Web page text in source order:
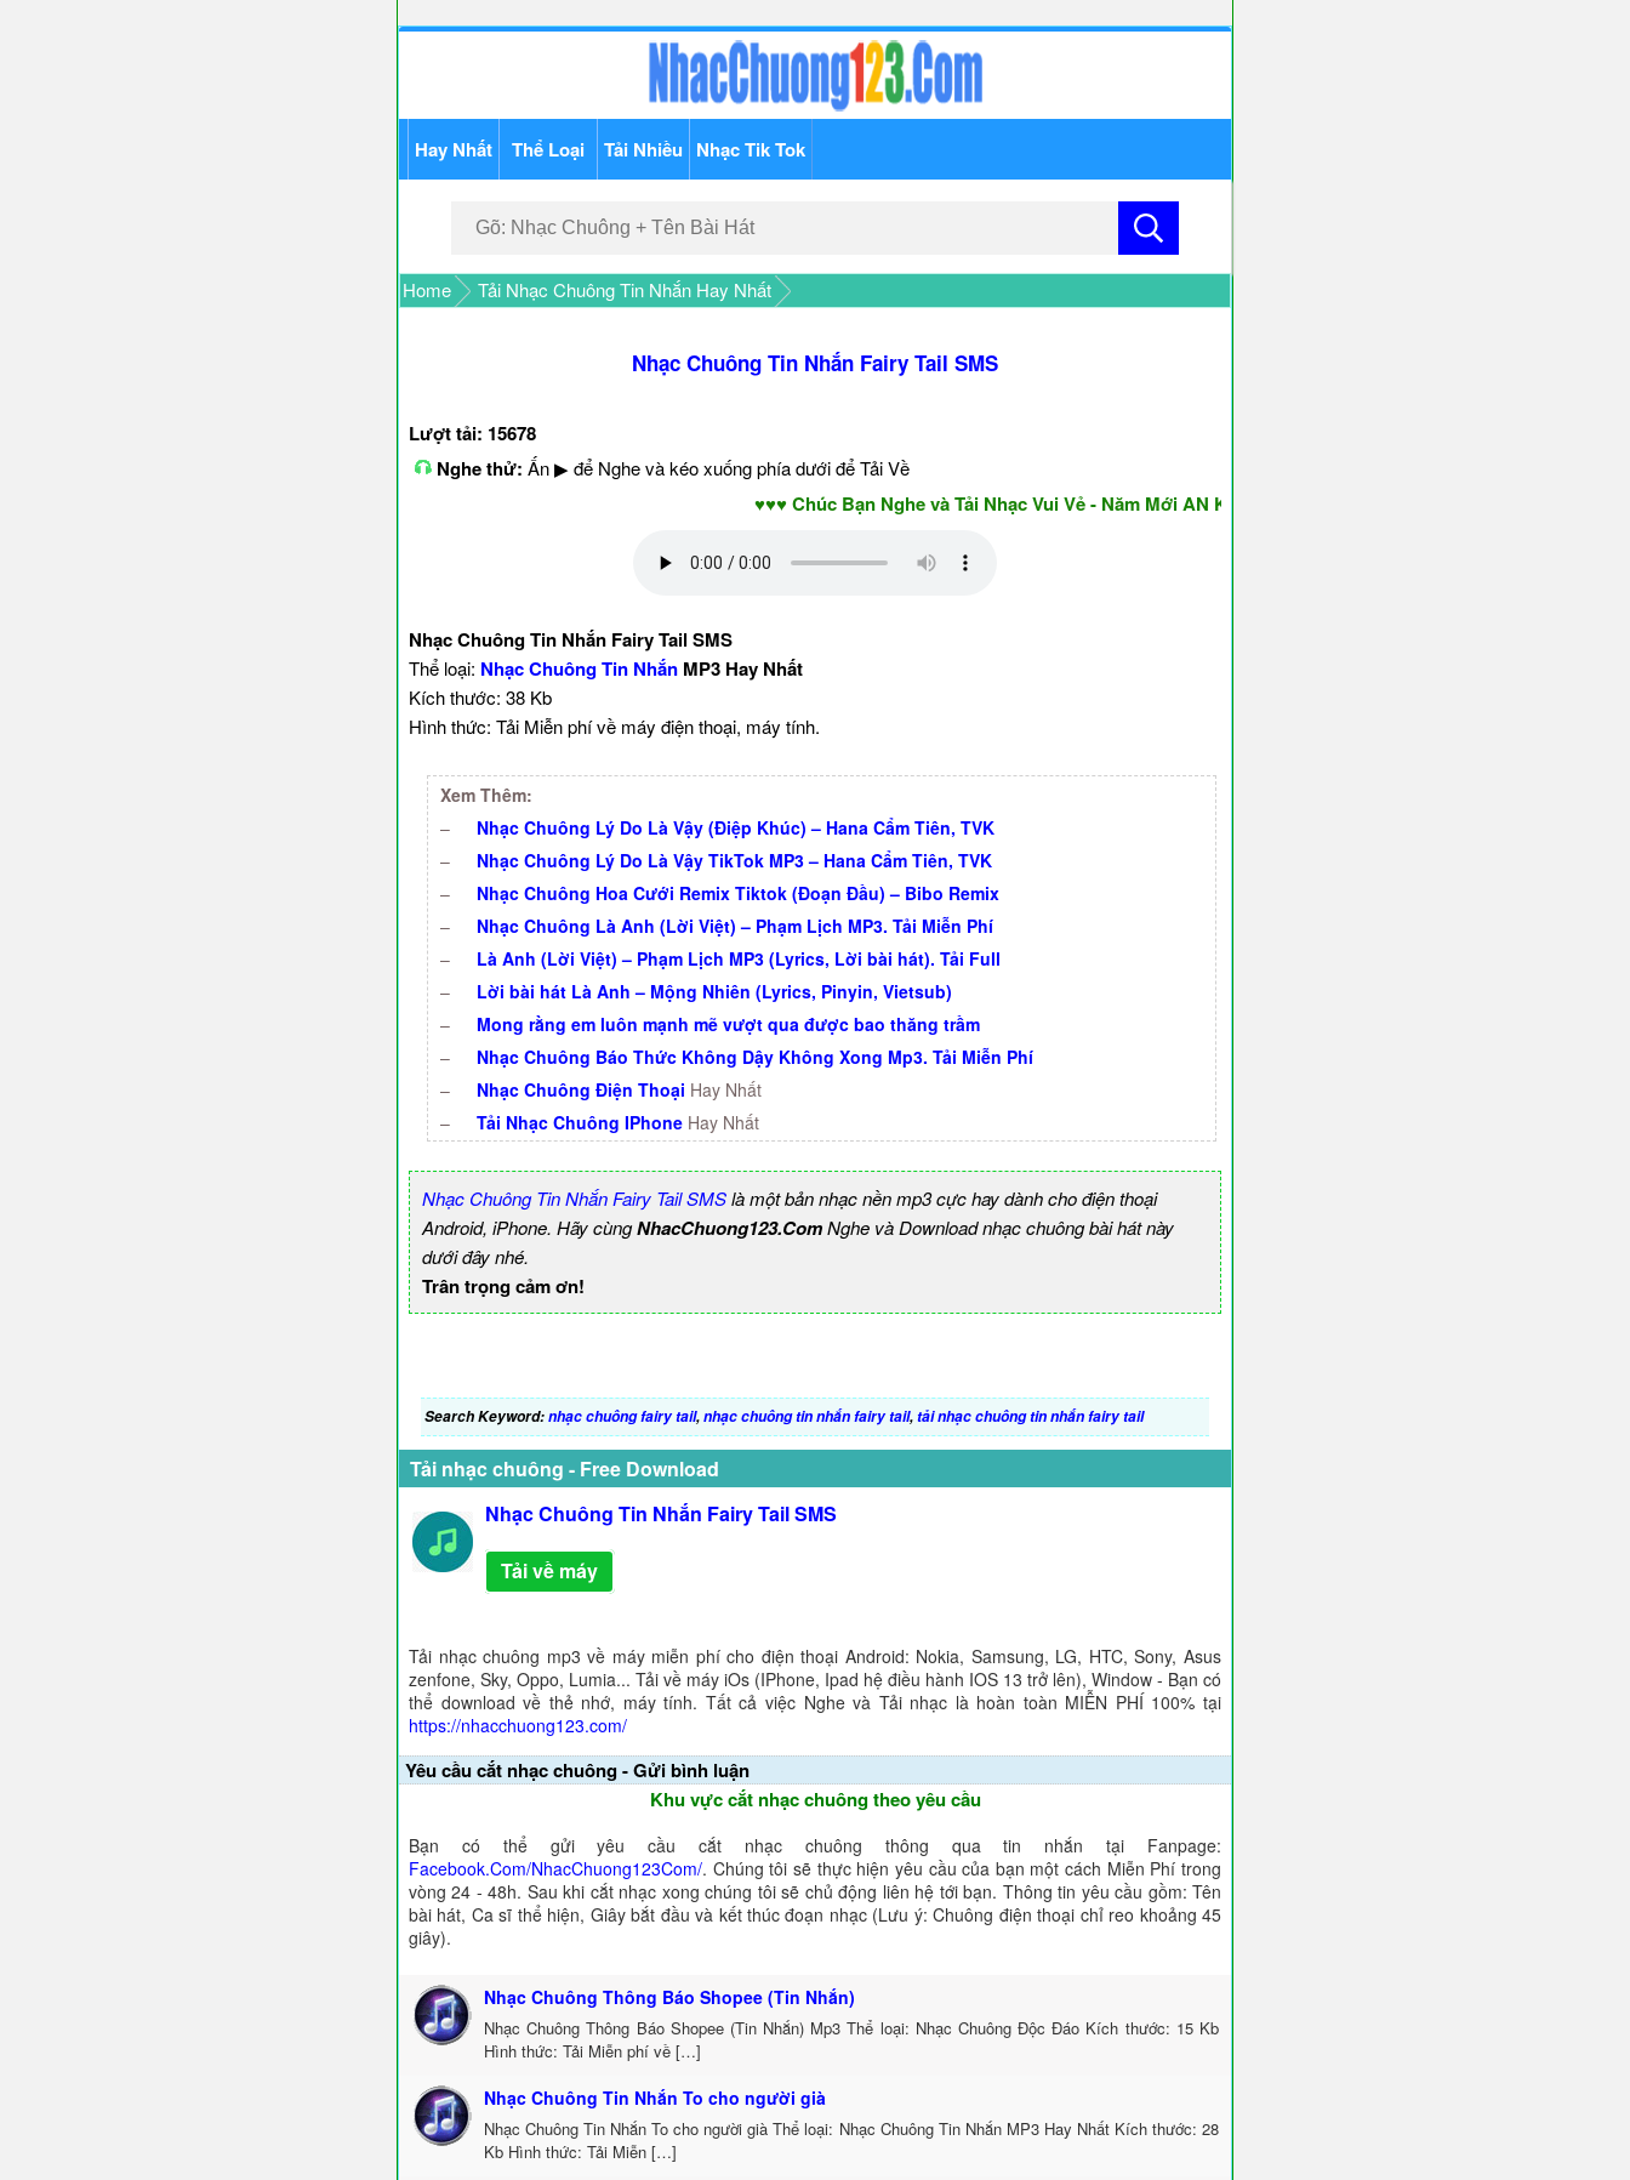
Hay Nhất Thể Loại Tải Nhiều Nhạc Tik Tok
Home Tải Nhạc Chuông Tin Nhắn Hay Nhất
Nhạc Chuông Tin Nhắn Fairy Tail SMS
Lượt tải: 15678
Nghe thử: Ấn ▶ để Nghe và kéo xuống phía dưới để Tải Về
♥♥♥ Chúc Bạn Nghe và Tải Nhạc Vui Vẻ - Năm Mới AN KHANG & THỊNH VƯỢNG ♥♥♥
Nhạc Chuông Tin Nhắn Fairy Tail SMS
Thể loại: Nhạc Chuông Tin Nhắn MP3 Hay Nhất
Kích thước: 38 Kb
Hình thức: Tải Miễn phí về máy điện thoại, máy tính.
Xem Thêm:
–
Nhạc Chuông Lý Do Là Vậy (Điệp Khúc) – Hana Cẩm Tiên, TVK
–
Nhạc Chuông Lý Do Là Vậy TikTok MP3 – Hana Cẩm Tiên, TVK
–
Nhạc Chuông Hoa Cưới Remix Tiktok (Đoạn Đầu) – Bibo Remix
–
Nhạc Chuông Là Anh (Lời Việt) – Phạm Lịch MP3. Tải Miễn Phí
–
Là Anh (Lời Việt) – Phạm Lịch MP3 (Lyrics, Lời bài hát). Tải Full
–
Lời bài hát Là Anh – Mộng Nhiên (Lyrics, Pinyin, Vietsub)
–
Mong rằng em luôn mạnh mẽ vượt qua được bao thăng trầm
–
Nhạc Chuông Báo Thức Không Dậy Không Xong Mp3. Tải Miễn Phí
–
Nhạc Chuông Điện Thoại Hay Nhất
–
Tải Nhạc Chuông IPhone Hay Nhất
Nhạc Chuông Tin Nhắn Fairy Tail SMSlà một bản nhạc nền mp3 cực hay dành cho điện thoại
Android, iPhone. Hãy cùngNhacChuong123.ComNghe và Download nhạc chuông bài hát này
dưới đây nhé.
Trân trọng cảm ơn!
Search Keyword:nhạc chuông fairy tail,nhạc chuông tin nhắn fairy tail,tải nhạc chuông tin nhắn fairy tail
Tải nhạc chuông - Free Download
Nhạc Chuông Tin Nhắn Fairy Tail SMS
Tải về máy
Tải nhạc chuông mp3 về máy miễn phí cho điện thoại Android: Nokia, Samsung, LG, HTC, Sony, Asus
zenfone, Sky, Oppo, Lumia... Tải về máy iOs (IPhone, Ipad hệ điều hành IOS 13 trở lên), Window - Bạn có
thể download về thẻ nhớ, máy tính. Tất cả việc Nghe và Tải nhạc là hoàn toàn MIỄN PHÍ 100% tại
https://nhacchuong123.com/
Yêu cầu cắt nhạc chuông - Gửi bình luận
Khu vực cắt nhạc chuông theo yêu cầu
Bạn có thể gửi yêu cầu cắt nhạc chuông thông qua tin nhắn tại Fanpage:
Facebook.Com/NhacChuong123Com/. Chúng tôi sẽ thực hiện yêu cầu của bạn một cách Miễn Phí trong
vòng 24 - 48h. Sau khi cắt nhạc xong chúng tôi sẽ chủ động liên hệ tới bạn. Thông tin yêu cầu gồm: Tên
bài hát, Ca sĩ thể hiện, Giây bắt đầu và kết thúc đoạn nhạc (Lưu ý: Chuông điện thoại chỉ reo khoảng 45
giây).
Nhạc Chuông Thông Báo Shopee (Tin Nhắn)
Nhạc Chuông Thông Báo Shopee (Tin Nhắn) Mp3 Thể loại: Nhạc Chuông Độc Đáo Kích thước: 15 Kb
Hình thức: Tải Miễn phí về […]
Nhạc Chuông Tin Nhắn To cho người già
Nhạc Chuông Tin Nhắn To cho người già Thể loại: Nhạc Chuông Tin Nhắn MP3 Hay Nhất Kích thước: 28
Kb Hình thức: Tải Miễn […]